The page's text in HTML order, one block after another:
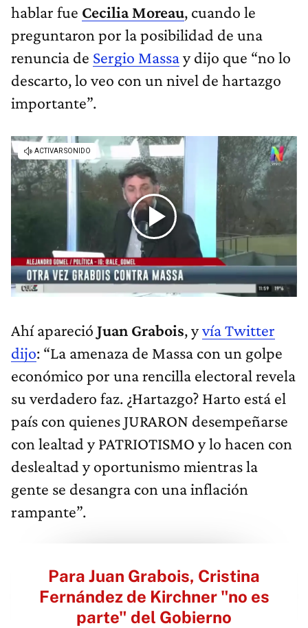
hablar fue Cecilia Moreau, cuando le
preguntaron por la posibilidad de una
renuncia de Sergio Massay dijo que “no lo
descarto, lo veo con un nivel de hartazgo
importante”.
Ahí apareció Juan Grabois, yvía Twitter
dijo: “La amenaza de Massa con un golpe
económico por una rencilla electoral revela
su verdadero faz. ¿Hartazgo? Harto está el
país con quienes JURARON desempeñarse
con lealtad y PATRIOTISMO y lo hacen con
deslealtad y oportunismo mientras la
gente se desangra con una inflación
rampante”.
Para Juan Grabois, Cristina
Fernández de Kirchner "no es
parte" del Gobierno